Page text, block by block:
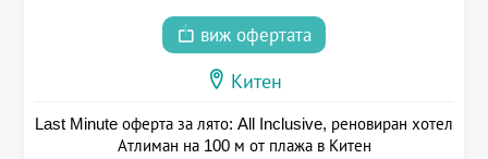
виж офертата
Китен
Last Minute оферта за лято: All Inclusive, реновиран хотел
Атлиман на 100 м от плажа в Китен